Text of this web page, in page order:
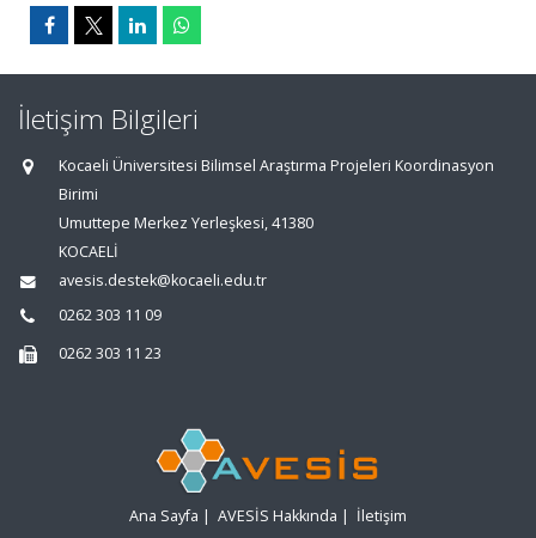
İletişim Bilgileri
Kocaeli Üniversitesi Bilimsel Araştırma Projeleri Koordinasyon
Birimi
Umuttepe Merkez Yerleşkesi, 41380
KOCAELİ
avesis.destek@kocaeli.edu.tr
0262 303 11 09
0262 303 11 23
Ana Sayfa | AVESİS Hakkında | İletişim